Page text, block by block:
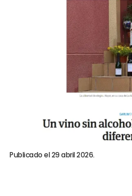
Publicado el 29 abril 2026.